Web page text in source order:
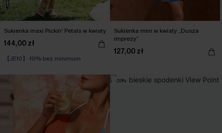
Sukienka maxi Pickin' Petals w kwiaty
144,00 zł
【JE10】-10% bez minimum
Sukienka mini w kwiaty „Dusza
imprezy”
127,00 zł
-20%